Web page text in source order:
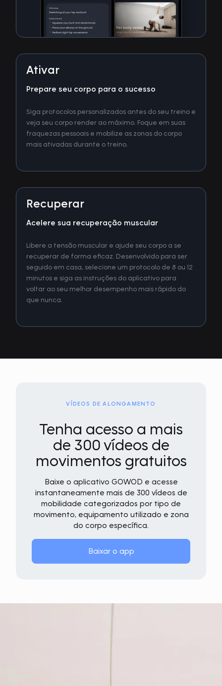
Ativar
Prepare seu corpo para o sucesso
Siga protocolos personalizados antes do seu treino e
veja seu corpo render ao máximo. Foque em suas
fraquezas pessoais e mobilize as zonas do corpo
mais ativadas durante o treino.
Recuperar
Acelere sua recuperação muscular
Libere a tensão muscular e ajude seu corpo a se
recuperar de forma eficaz. Desenvolvido para ser
seguido em casa, selecione um protocolo de 8 ou 12
minutos e siga as instruções do aplicativo para
voltar ao seu melhor desempenho mais rápido do
que nunca.
VÍDEOS DE ALONGAMENTO
Tenha acesso a mais
de 300 vídeos de
movimentos gratuitos
Baixe o aplicativo GOWOD e acesse
instantaneamente mais de 300 vídeos de
mobilidade categorizados por tipo de
movimento, equipamento utilizado e zona
do corpo específica.
Baixar o app